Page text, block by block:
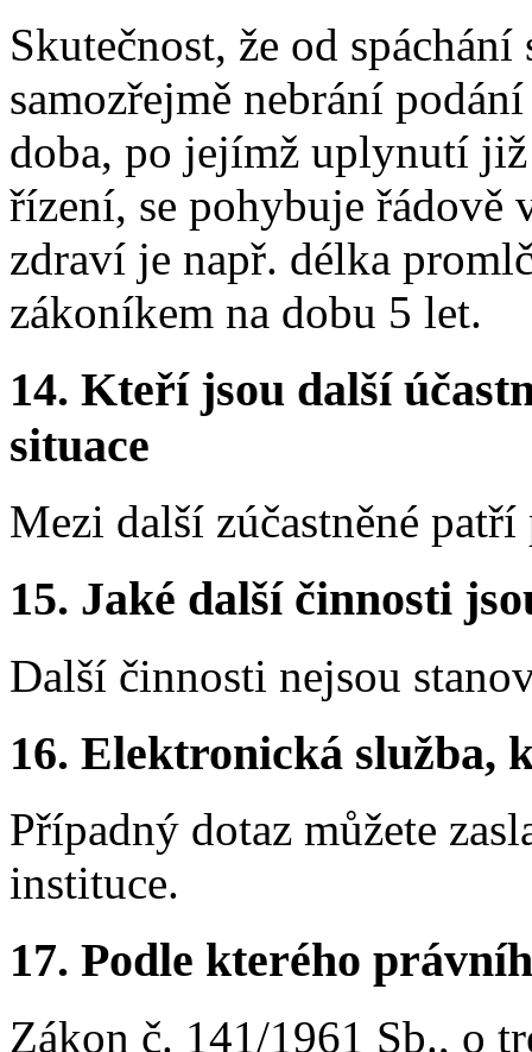
Skutečnost, že od
samozřejmě nebrání
doba, po jejímž uplynutí
řízení, se pohybuje řádově
zdraví je např. délka
zákoníkem na dobu 5 let.
14. Kteří jsou další
situace
Mezi další zúčastněné
15. Jaké další činnosti
Další činnosti nejsou
16. Elektronická služba,
Případný dotaz můžete
instituce.
17. Podle kterého
Zákon č. 141/1961 Sb., o